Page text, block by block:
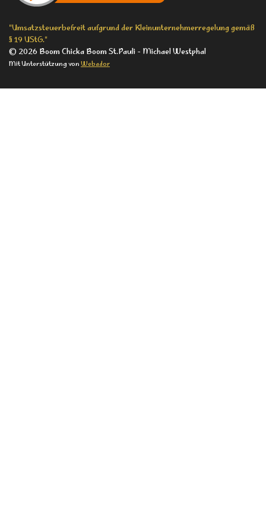
"Umsatzsteuerbefreit aufgrund der Kleinunternehmerregelung gemäß
§ 19 UStG."
© 2026 Boom Chicka Boom St.Pauli - Michael Westphal
Mit Unterstützung vonWebador